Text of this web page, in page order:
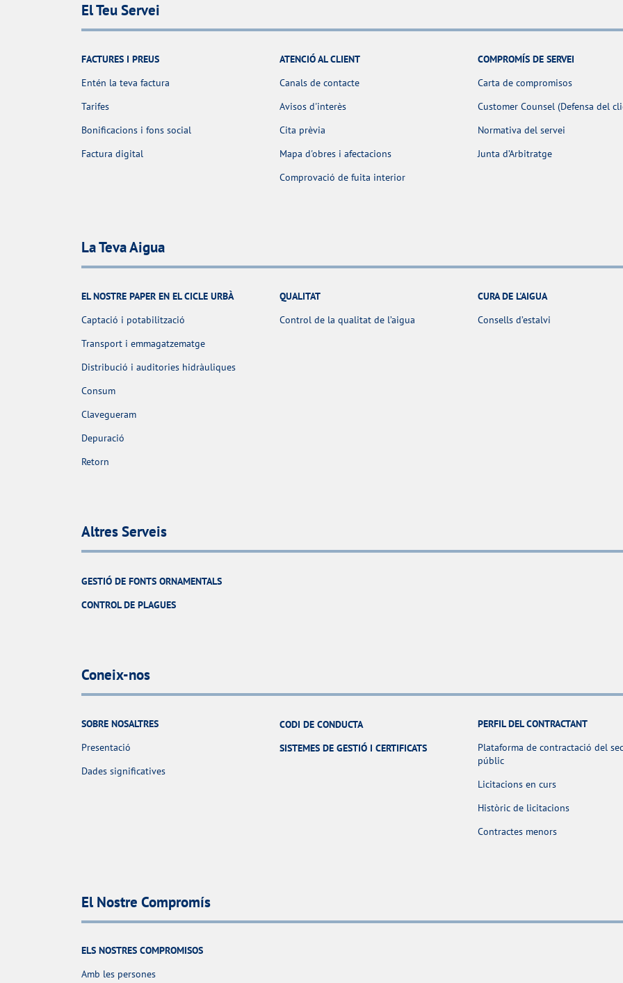
El Teu Servei
FACTURES I PREUS
Entén la teva factura
Tarifes
Bonificacions i fons social
Factura digital
ATENCIÓ AL CLIENT
Canals de contacte
Avisos d'interès
Cita prèvia
Mapa d'obres i afectacions
Comprovació de fuita interior
COMPROMÍS DE SERVEI
Carta de compromisos
Customer Counsel (Defensa del
Normativa del servei
Junta d’Arbitratge
La Teva Aigua
EL NOSTRE PAPER EN EL CICLE URBÀ
Captació i potabilització
Transport i emmagatzematge
Distribució i auditories hidràuliques
Consum
Clavegueram
Depuració
Retorn
QUALITAT
Control de la qualitat de l’aigua
CURA DE L'AIGUA
Consells d’estalvi
Altres Serveis
GESTIÓ DE FONTS ORNAMENTALS
CONTROL DE PLAGUES
Coneix-nos
SOBRE NOSALTRES
Presentació
Dades significatives
CODI DE CONDUCTA
SISTEMES DE GESTIÓ I CERTIFICATS
PERFIL DEL CONTRACTANT
Plataforma de contractació del
públic
Licitacions en curs
Històric de licitacions
Contractes menors
El Nostre Compromís
ELS NOSTRES COMPROMISOS
Amb les persones